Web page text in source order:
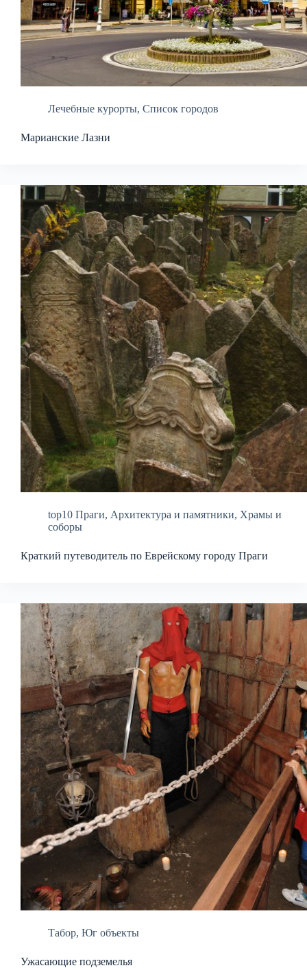
Лечебные курорты, Список городов
Марианские Лазни
top10 Праги, Архитектура и памятники, Храмы и
соборы
Краткий путеводитель по Еврейскому городу Праги
Табор, Юг объекты
Ужасающие подземелья